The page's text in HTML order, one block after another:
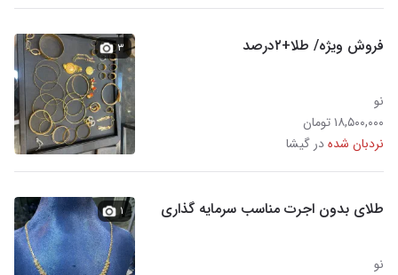
فروش ویژه/ طلا+۲درصد
نو
۱۸,۵۰۰,۰۰۰ تومان
نردبان شدهدر گیشا
۳
طلای بدون اجرت مناسب سرمایه گذاری
نو
۱